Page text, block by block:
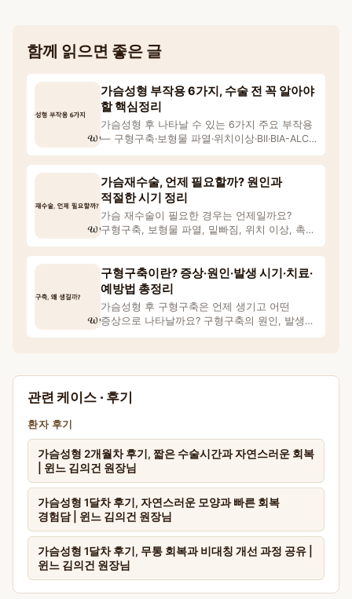
함께 읽으면 좋은 글
가슴성형 부작용 6가지, 수술 전 꼭 알아야
할 핵심정리
가슴성형 후 나타날 수 있는 6가지 주요 부작용
— 구형구축·보형물 파열·위치이상·BII·BIA-ALCL·
만
가슴재수술, 언제 필요할까? 원인과
적절한 시기 정리
가슴 재수술이 필요한 경우는 언제일까요?
구형구축, 보형물 파열, 밑빠짐, 위치 이상, 촉감
·모양 변화 등
구형구축이란? 증상·원인·발생 시기·치료·
예방법 총정리
가슴성형 후 구형구축은 언제 생기고 어떤
증상으로 나타날까요? 구형구축의 원인, 발생
시기, 단계별 증상,
관련 케이스 · 후기
환자 후기
가슴성형 2개월차 후기, 짧은 수술시간과 자연스러운 회복
| 윈느 김의건 원장님
가슴성형 1달차 후기, 자연스러운 모양과 빠른 회복
경험담 | 윈느 김의건 원장님
가슴성형 1달차 후기, 무통 회복과 비대칭 개선 과정 공유 |
윈느 김의건 원장님